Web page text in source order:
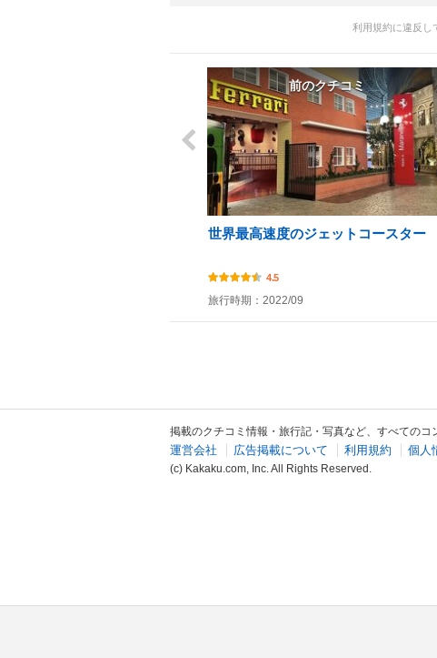
利用規約に違反し
前のクチコミ
世界最高速度のジェットコースター
4.5
旅行時期：2022/09
掲載のクチコミ情報・旅行記・写真など、すべてのコ
運営会社 広告掲載について 利用規約 個人
(c) Kakaku.com, Inc. All Rights Reserved.